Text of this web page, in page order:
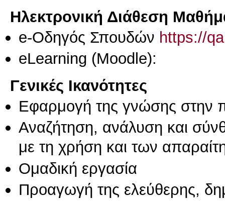
Ηλεκτρονική Διάθεση
e-Οδηγός Σπουδών https://
eLearning (Moodle):
Γενικές Ικανότητες
Εφαρμογή της γνώσης στην
Αναζήτηση, ανάλυση και
με τη χρήση και των
Ομαδική εργασία
Προαγωγή της ελεύθερης,